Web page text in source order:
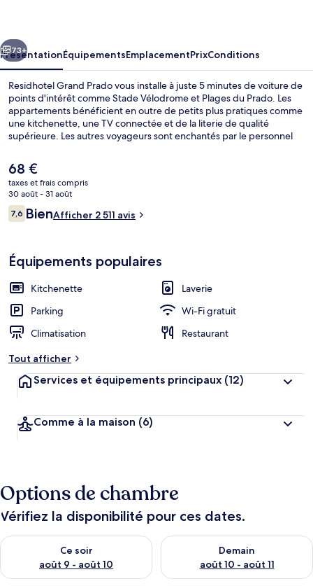
Suivant
73+
PrésentationÉquipementsEmplacementPrixConditions
Residhotel Grand Prado vous installe à juste 5 minutes de voiture de
points d'intérêt comme Stade Vélodrome et Plages du Prado. Les
appartements bénéficient en outre de petits plus pratiques comme
une kitchenette, une TV connectée et de la literie de qualité
supérieure. Les autres voyageurs sont enchantés par le personnel
à une courte distance à pied : Station de métro Périer est à 2 min et
Station de métro Castellane, à 9 min.
Le
prix
actuel
est
de
68 €
taxes et frais compris
30 août - 31 août
Avis
voyageurs
7,67,6 sur 10
BienAfficher 2 511 avis
Équipements populaires
Kitchenette
Laverie
Parking
Wi-Fi gratuit
Climatisation
Restaurant
Tout afficher
Services et équipements principaux (12)
Comme à la maison (6)
Options de chambre
Vérifiez la disponibilité pour ces dates.
Ce soir
août 9 - août 10
Vérifier la disponibilité pour ce soir août 9 - août 10
Demain
août 10 - août 11
Vérifier la disponibilité pour